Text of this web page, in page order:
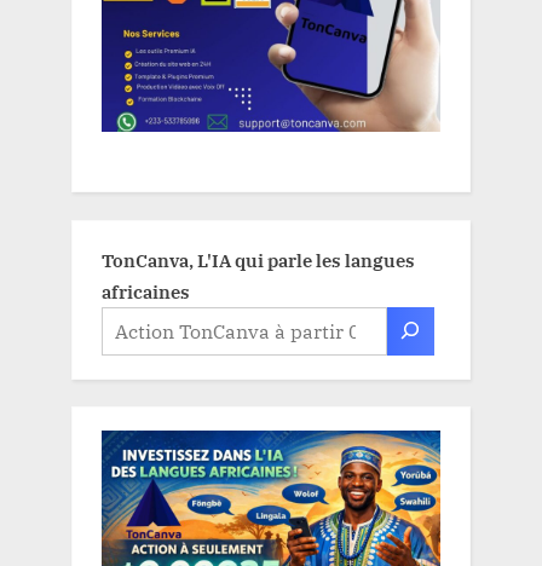
TonCanva, L'IA qui parle les langues
africaines